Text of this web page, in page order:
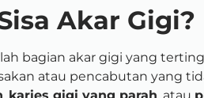
Akar Gigi?
bagian akar gigi yang
atau pencabutan yang